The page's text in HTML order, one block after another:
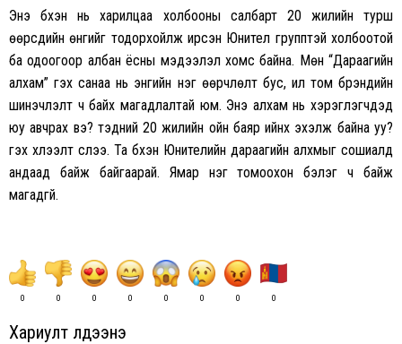
Энэ бүхэн нь харилцаа холбооны салбарт 20 жилийн турш
өөрсдийн өнгийг тодорхойлж ирсэн Юнител групптэй холбоотой
ба одоогоор албан ёсны мэдээлэл хомс байна. Мөн “Дараагийн
алхам” гэх санаа нь энгийн нэг өөрчлөлт бус, илүү том брэндийн
шинэчлэлт ч байх магадлалтай юм. Энэ алхам нь хэрэглэгчдэд
юу авчрах вэ? тэдний 20 жилийн ойн баяр ийнхүү эхэлж байна уу?
гэх хүлээлт үүслээ. Та бүхэн Юнителийн дараагийн алхмыг сошиалд
андаад байж байгаарай. Ямар нэг томоохон бэлэг ч байж
магадгүй.
0 0 0 0 0 0 0 0
Хариулт үлдээнэ үү